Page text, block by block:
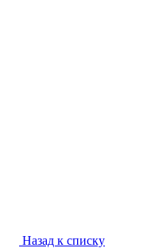
Назад к списку